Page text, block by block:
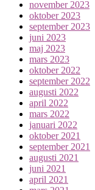
november 2023
oktober 2023
september 2023
juni 2023
maj 2023
mars 2023
oktober 2022
september 2022
augusti 2022
april 2022
mars 2022
januari 2022
oktober 2021
september 2021
augusti 2021
juni 2021
april 2021